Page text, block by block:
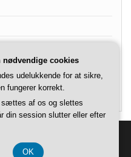
Tema:Head Blog
nødvendige cookies
udelukkende for at sikre,
fungerer korrekt.
sættes af os og slettes
din session slutter eller efter
OK